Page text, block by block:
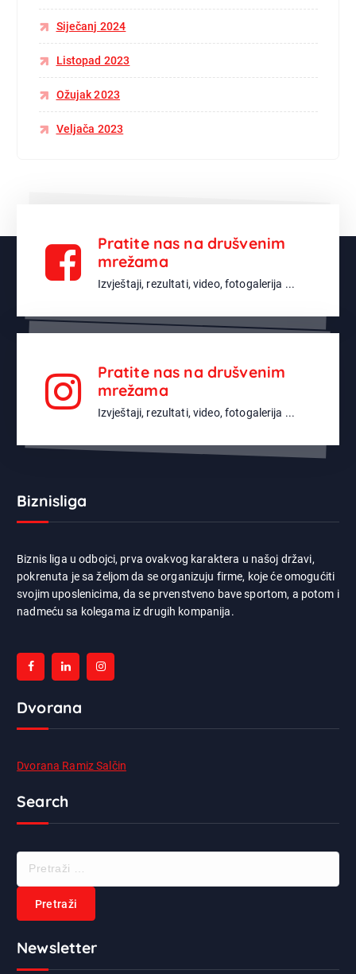
Siječanj 2024
Listopad 2023
Ožujak 2023
Veljača 2023
Pratite nas na drušvenim
mrežama
Izvještaji, rezultati, video, fotogalerija ...
Pratite nas na drušvenim
mrežama
Izvještaji, rezultati, video, fotogalerija ...
Biznisliga
Biznis liga u odbojci, prva ovakvog karaktera u našoj državi,
pokrenuta je sa željom da se organizuju firme, koje će omogućiti
svojim uposlenicima, da se prvenstveno bave sportom, a potom i
nadmeću sa kolegama iz drugih kompanija.
Dvorana
Dvorana Ramiz Salčin
Search
a
Newsletter